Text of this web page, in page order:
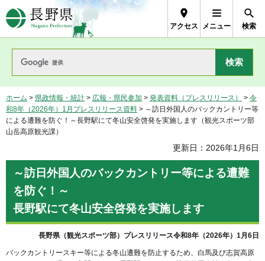
長野県Nagano Prefecture
アクセス メニュー 検索
ホーム > 県政情報・統計 > 広報・県民参加 > 発表資料（プレスリリース） > 令
和8年（2026年）1月プレスリリース資料 > ～訪日外国人のバックカントリー等
による遭難を防ぐ！～長野駅にて冬山安全啓発を実施します（観光スポーツ部
山岳高原観光課）
更新日：2026年1月6日
～訪日外国人のバックカントリー等による遭難
を防ぐ！～
長野駅にて冬山安全啓発を実施します
長野県（観光スポーツ部）プレスリリース令和8年（2026年）1月6日
バックカントリースキー等による冬山遭難を防止するため、白馬及び志賀高原